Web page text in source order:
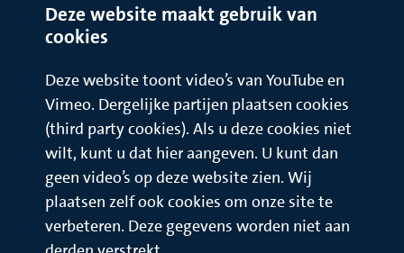
Deze website maakt gebruik van
cookies
Deze website toont video’s van YouTube en
Vimeo. Dergelijke partijen plaatsen cookies
(third party cookies). Als u deze cookies niet
wilt, kunt u dat hier aangeven. U kunt dan
geen video’s op deze website zien. Wij
plaatsen zelf ook cookies om onze site te
verbeteren. Deze gegevens worden niet aan